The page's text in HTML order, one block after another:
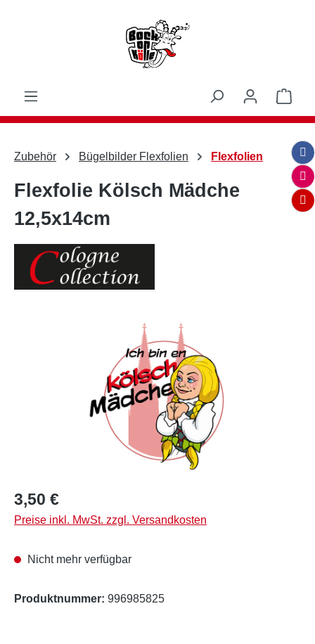
Zubehör Bügelbilder Flexfolien Flexfolien
Flexfolie Kölsch Mädche
12,5x14cm
Bildergalerie überspringen
Regulärer Preis:
3,50 €
Preise inkl. MwSt. zzgl. Versandkosten
Nicht mehr verfügbar
Produktnummer: 996985825